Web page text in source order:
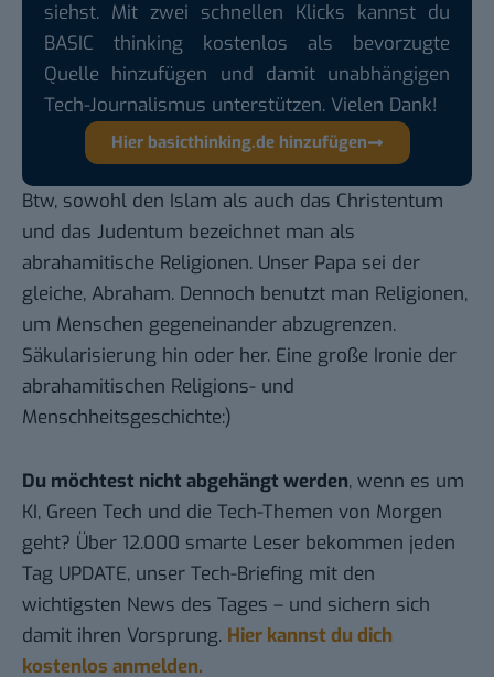
siehst. Mit zwei schnellen Klicks kannst du
BASIC thinking kostenlos als bevorzugte
Quelle hinzufügen und damit unabhängigen
Tech-Journalismus unterstützen. Vielen Dank!
Hier basicthinking.de hinzufügen
Btw, sowohl den Islam als auch das Christentum
und das Judentum bezeichnet man als
abrahamitische Religionen. Unser Papa sei der
gleiche, Abraham. Dennoch benutzt man Religionen,
um Menschen gegeneinander abzugrenzen.
Säkularisierung hin oder her. Eine große Ironie der
abrahamitischen Religions- und
Menschheitsgeschichte:)
Du möchtest nicht abgehängt werden, wenn es um
KI, Green Tech und die Tech-Themen von Morgen
geht? Über 12.000 smarte Leser bekommen jeden
Tag UPDATE, unser Tech-Briefing mit den
wichtigsten News des Tages – und sichern sich
damit ihren Vorsprung. Hier kannst du dich
kostenlos anmelden.